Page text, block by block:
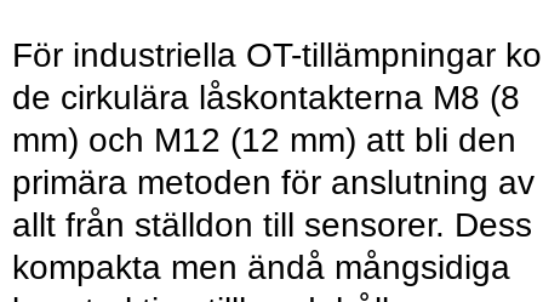
För industriella OT-tillämpningar
de cirkulära låskontakterna M8 (8
mm) och M12 (12 mm) att bli den
primära metoden för anslutning av
allt från ställdon till sensorer. Dess
kompakta men ändå mångsidiga